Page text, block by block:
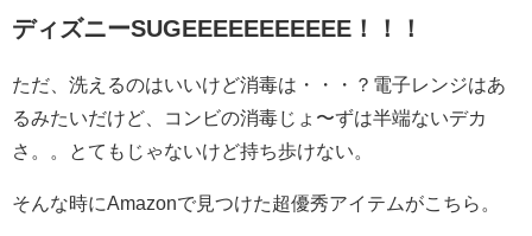
ディズニーSUGEEEEEEEEEEE！！！
ただ、洗えるのはいいけど消毒は・・・？電子レンジはあ
るみたいだけど、コンビの消毒じょ〜ずは半端ないデカ
さ。。とてもじゃないけど持ち歩けない。
そんな時にAmazonで見つけた超優秀アイテムがこちら。